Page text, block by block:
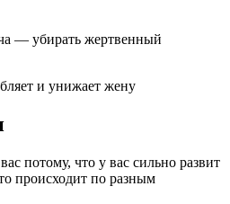
— убирать жертвенный
потому, что у вас сильно развит
происходит по разным